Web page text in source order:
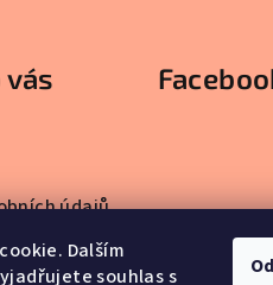
Dalším
souhlas s
údajů